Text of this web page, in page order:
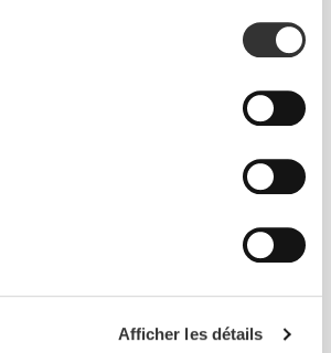
Afficher les détails
DES FIBRES
/ 45% Polyester / 5% Élastane